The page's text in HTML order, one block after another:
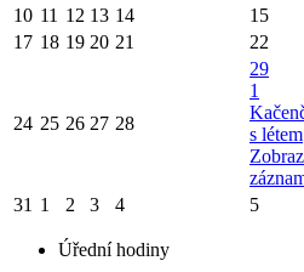
10 11 12 13 14 15
17 18 19 20 21 22
24 25 26 27 28
29
1
s létem
31 1 2 3 4 5
Úřední hodiny